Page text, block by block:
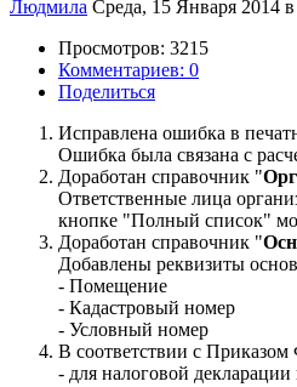
Людмила Среда, 15 Января 2014 в
Просмотров: 3215
Комментариев: 0
Поделиться
Исправлена ошибка в
Ошибка была связана с
Доработан справочник "
Ответственные лица
кнопке "Полный список"
Доработан справочник "
Добавлены реквизиты
- Помещение
- Кадастровый номер
- Условный номер
В соответствии с
- для налоговой